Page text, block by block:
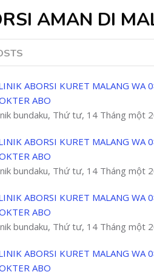
AMAN DI
ABORSI KURET MALANG
ABO
bundaku, Thứ tư, 14 Tháng một
ABORSI KURET MALANG
ABO
bundaku, Thứ tư, 14 Tháng một
ABORSI KURET MALANG
ABO
bundaku, Thứ tư, 14 Tháng một
ABORSI KURET MALANG
ABO